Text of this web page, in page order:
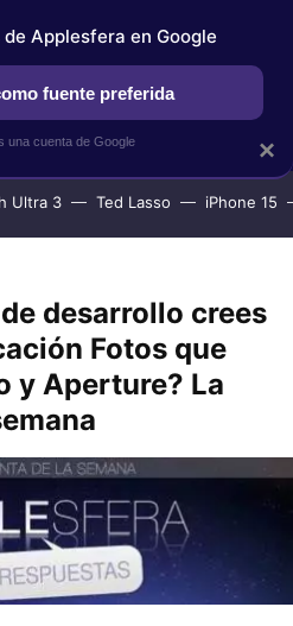
APPLESFERA SELECCIÓN
Ultra 3 Ted Lasso iPhone 15
desarrollo crees
Fotos que
y Aperture? La
×
Applesfera en Google
fuente preferida
una cuenta de Google